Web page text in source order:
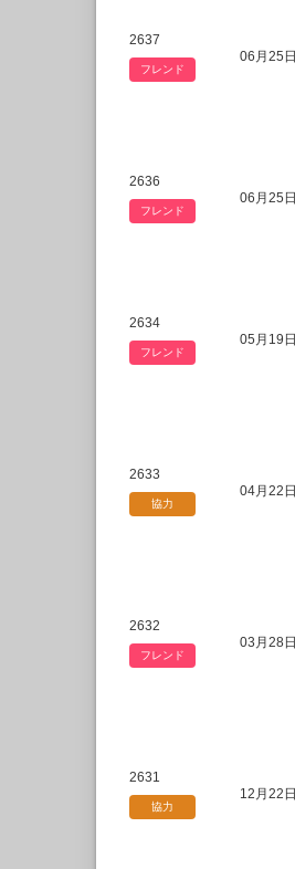
2637
フレンド
06月25日
2636
フレンド
06月25日
2634
フレンド
05月19日
2633
協力
04月22日
2632
フレンド
03月28日
2631
協力
12月22日